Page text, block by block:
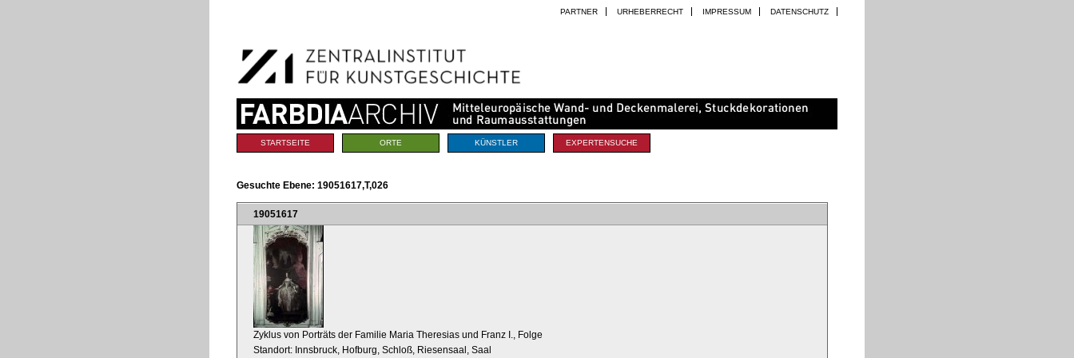
Navigation
PARTNER URHEBERRECHT IMPRESSUM DATENSCHUTZ
Sektionen
STARTSEITE ORTE KÜNSTLER EXPERTENSUCHE
Gesuchte Ebene: 19051617,T,026
19051617
Zyklus von Porträts der Familie Maria Theresias und Franz I., Folge
Standort: Innsbruck, Hofburg, Schloß, Riesensaal, Saal